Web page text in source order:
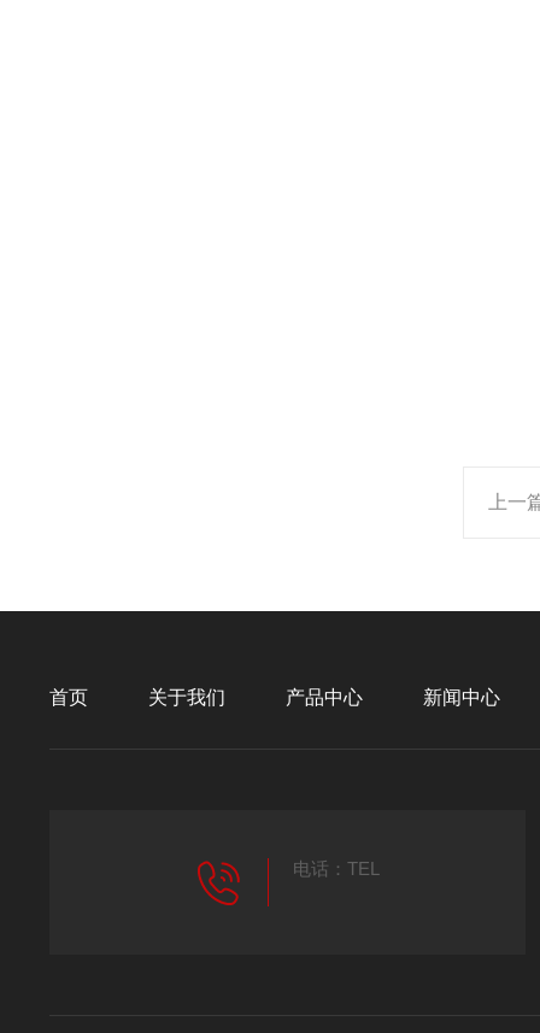
上一
首页 关于我们 产品中心 新闻中心
电话：TEL